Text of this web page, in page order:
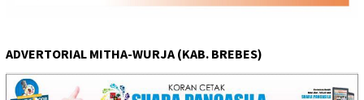
ADVERTORIAL MITHA-WURJA (KAB. BREBES)